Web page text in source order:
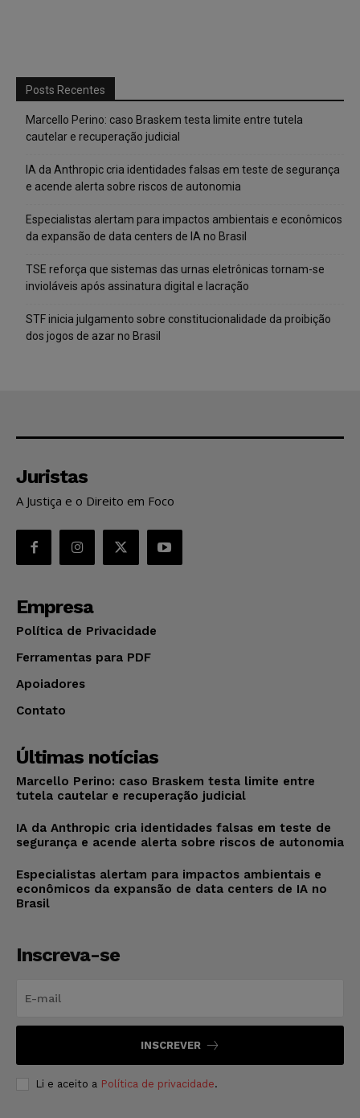
Posts Recentes
Marcello Perino: caso Braskem testa limite entre tutela
cautelar e recuperação judicial
IA da Anthropic cria identidades falsas em teste de segurança
e acende alerta sobre riscos de autonomia
Especialistas alertam para impactos ambientais e econômicos
da expansão de data centers de IA no Brasil
TSE reforça que sistemas das urnas eletrônicas tornam-se
invioláveis após assinatura digital e lacração
STF inicia julgamento sobre constitucionalidade da proibição
dos jogos de azar no Brasil
Juristas
A Justiça e o Direito em Foco
Empresa
Política de Privacidade
Ferramentas para PDF
Apoiadores
Contato
Últimas notícias
Marcello Perino: caso Braskem testa limite entre
tutela cautelar e recuperação judicial
IA da Anthropic cria identidades falsas em teste de
segurança e acende alerta sobre riscos de autonomia
Especialistas alertam para impactos ambientais e
econômicos da expansão de data centers de IA no
Brasil
Inscreva-se
INSCREVER
Li e aceito a Política de privacidade.